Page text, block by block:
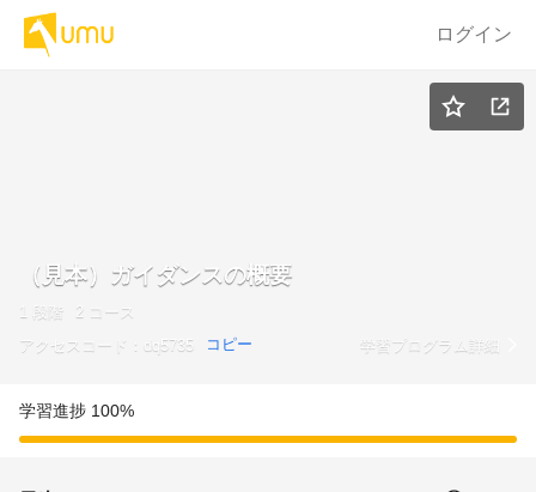
ログイン
（見本）ガイダンスの概要
1 段階
2 コース
アクセスコード ： dq5735 コピー 学習プログラム詳細
学習進捗 100%